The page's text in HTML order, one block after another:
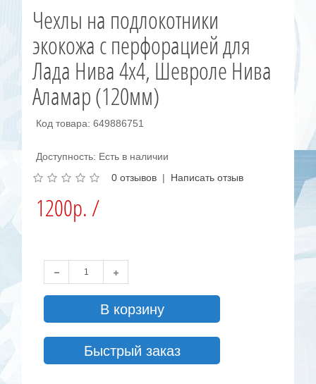
Чехлы на подлокотники
экокожа с перфорацией для
Лада Нива 4х4, Шевроле Нива
Аламар (120мм)
Код товара: 649886751
Доступность: Есть в наличии
0 отзывов | Написать отзыв
1200р. /
В корзину
Быстрый заказ